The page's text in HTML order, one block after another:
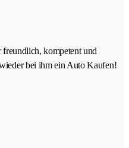
freundlich, kompetent und
bei ihm ein Auto Kaufen!